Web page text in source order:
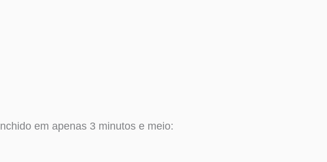
em apenas 3 minutos e meio: